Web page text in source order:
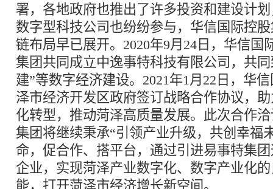
署，各地政府也推出了许多投资和建设计
数字型科技公司也纷纷参与，华信国际控
链布局早已展开。2020年9月24日，华信国
集团共同成立中逸事特科技有限公司，共
建”等数字经济建设。2021年1月22日，华
泽市经济开发区政府签订战略合作协议，
化转型，推动菏泽高质量发展。此次合作
集团将继续秉承“引领产业升级，共创幸福
命，促合作、搭平台，通过引进易事特集
企业，实现菏泽产业数字化、数字产业化
能，打开菏泽市经济增长新空间。